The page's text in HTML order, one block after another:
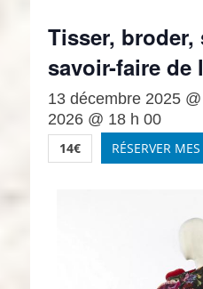
Tisser,
savoir-faire de
13 décembre 2025
2026 @ 18 h 00
14€ RÉSERVER